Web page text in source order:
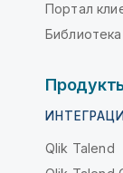
Портал
Qlik Talend